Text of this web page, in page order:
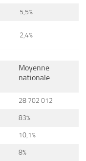
5,5%
2,4%
Moyenne
nationale
28 702 012
83%
10,1%
8%